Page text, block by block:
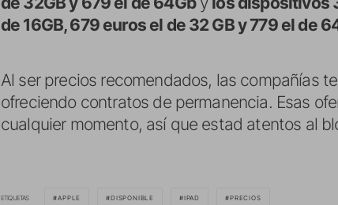
de 16GB, 679 euros el de 32 GB y 779 el de
Al ser precios recomendados, las compañías
ofreciendo contratos de permanencia. Esas
cualquier momento, así que estad atentos al
ETIQUETAS APPLE DISPONIBLE IPAD PRECIOS